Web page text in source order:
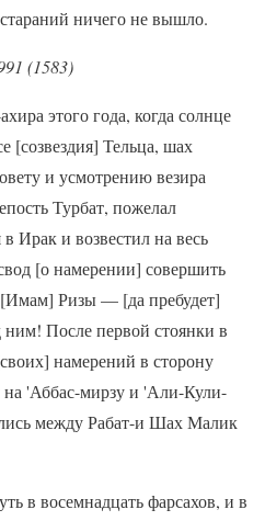
ничего не вышло.
(1583)
этого года, когда солнце
[созвездия] Тельца, шах
и усмотрению везира
Турбат, пожелал
Ирак и возвестил на весь
[о намерении] совершить
Ризы — [да пребудет]
ним! После первой стоянки в
намерений в сторону
на 'Аббас-мирзу и 'Али-Кули-
между Рабат-и Шах Малик
в восемнадцать фарсахов, и в